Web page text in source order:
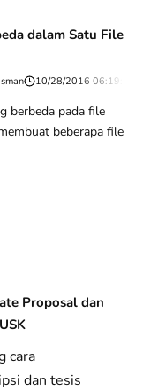
dalam Satu File
10/28/2016 06:19:46
berbeda pada file
beberapa file
Proposal dan
cara
dan tesis